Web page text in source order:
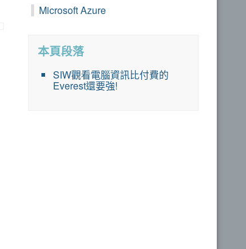
Microsoft Azure
本頁段落
SIW觀看電腦資訊比付費的
Everest還要強!